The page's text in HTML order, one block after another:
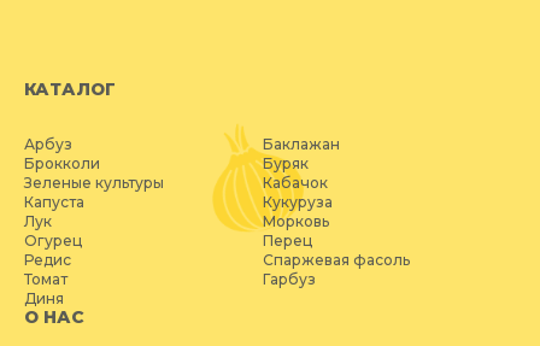
КАТАЛОГ
Арбуз
Баклажан
Брокколи
Буряк
Зеленые культуры
Кабачок
Капуста
Кукуруза
Лук
Морковь
Огурец
Перец
Редис
Спаржевая фасоль
Томат
Гарбуз
Диня
О НАС